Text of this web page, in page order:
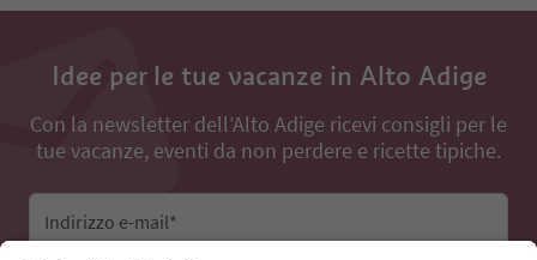
Idee per le tue vacanze in Alto Adige
Con la newsletter dell’Alto Adige ricevi consigli per le
tue vacanze, eventi da non perdere e ricette tipiche.
Indirizzo e-mail*